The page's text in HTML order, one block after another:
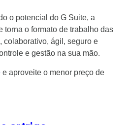
o potencial do G Suite, a
torna o formato de trabalho das
colaborativo, ágil, seguro e
e gestão na sua mão.
e aproveite o menor preço de